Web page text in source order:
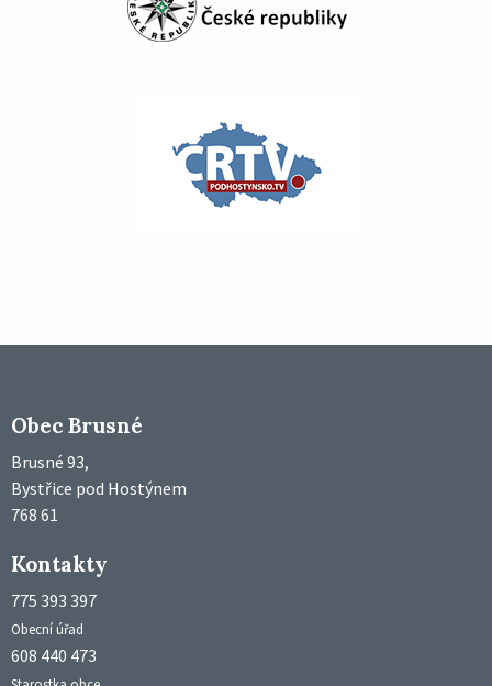
Obec Brusné
Brusné 93,
Bystřice pod Hostýnem
768 61
Kontakty
775 393 397
Obecní úřad
608 440 473